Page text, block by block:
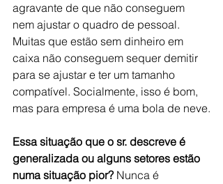
agravante de que não conseguem
nem ajustar o quadro de pessoal.
Muitas que estão sem dinheiro em
caixa não conseguem sequer demitir
para se ajustar e ter um tamanho
compatível. Socialmente, isso é bom,
mas para empresa é uma bola de neve.
Essa situação que o sr. descreve é
generalizada ou alguns setores estão
numa situação pior? Nunca é